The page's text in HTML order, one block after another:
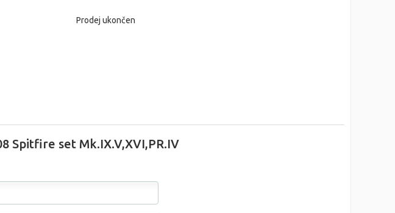
Prodej ukončen
Spitfire set Mk.IX.V,XVI,PR.IV